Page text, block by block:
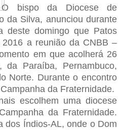
O bispo da Diocese de
da Silva, anunciou durante
deste domingo que Patos
a reunião da CNBB –
em que acolherá 26
da Paraíba, Pernambuco,
Norte. Durante o encontro
da Fraternidade.
escolhem uma diocese
da Fraternidade.
dos Índios-AL, onde o Dom